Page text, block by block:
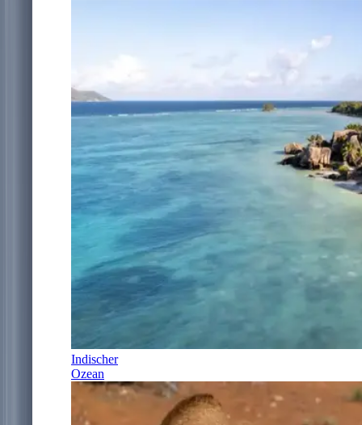
Indischer
Ozean